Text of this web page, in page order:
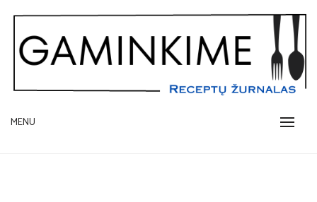
content
GAMINKIME.LT
receptų žurnalas
MENU